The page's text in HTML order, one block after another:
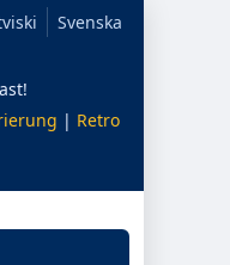
Svenska
| Retro